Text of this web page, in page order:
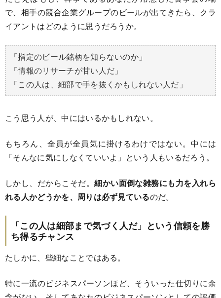
で、相手の競合企業グループのビールが出てきたら、クラ
イアントはどのように思うだろうか。
「指定のビール銘柄を知らないのか」
「情報のリサーチが甘い人だ」
「この人は、細部で手を抜くかもしれない人だ」
こう思う人が、中にはいるかもしれない。
もちろん、全員が全員気に掛けるわけではない。中には
「そんなに気にしなくていいよ」という人もいるだろう。
しかし、だからこそだ。細かい面倒な雑務にも力を入れら
れる人かどうかを、周りは必ず見ているのだ。
「この人は細部まで気づく人だ」という信頼を勝
ち得るチャンス
たしかに、些細なことではある。
特に一流のビジネスパーソンほど、そういった仕切りに余